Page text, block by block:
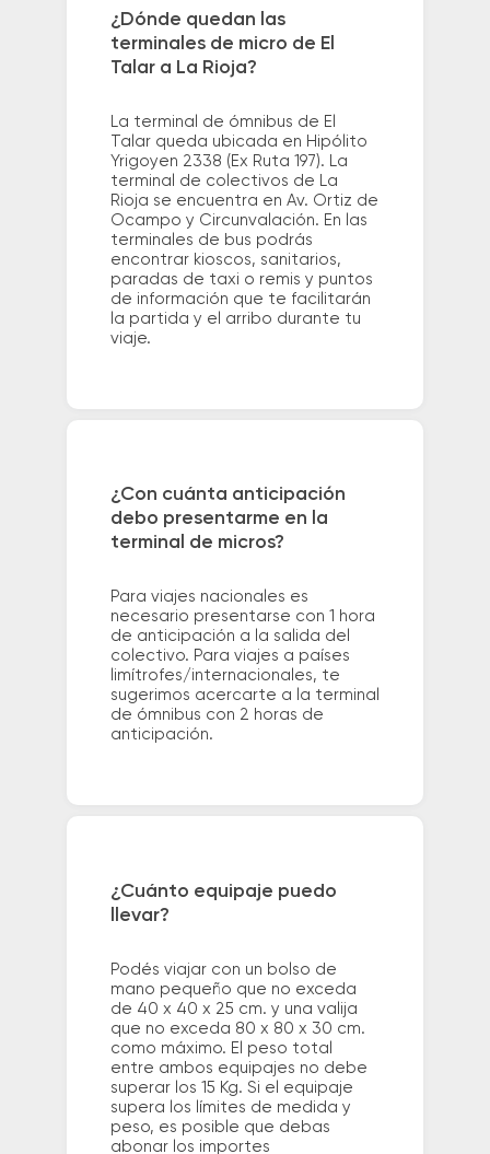
¿Dónde quedan las
terminales de micro de El
Talar a La Rioja?
La terminal de ómnibus de El
Talar queda ubicada en Hipólito
Yrigoyen 2338 (Ex Ruta 197). La
terminal de colectivos de La
Rioja se encuentra en Av. Ortiz de
Ocampo y Circunvalación. En las
terminales de bus podrás
encontrar kioscos, sanitarios,
paradas de taxi o remis y puntos
de información que te facilitarán
la partida y el arribo durante tu
viaje.
¿Con cuánta anticipación
debo presentarme en la
terminal de micros?
Para viajes nacionales es
necesario presentarse con 1 hora
de anticipación a la salida del
colectivo. Para viajes a países
limítrofes/internacionales, te
sugerimos acercarte a la terminal
de ómnibus con 2 horas de
anticipación.
¿Cuánto equipaje puedo
llevar?
Podés viajar con un bolso de
mano pequeño que no exceda
de 40 x 40 x 25 cm. y una valija
que no exceda 80 x 80 x 30 cm.
como máximo. El peso total
entre ambos equipajes no debe
superar los 15 Kg. Si el equipaje
supera los límites de medida y
peso, es posible que debas
abonar los importes